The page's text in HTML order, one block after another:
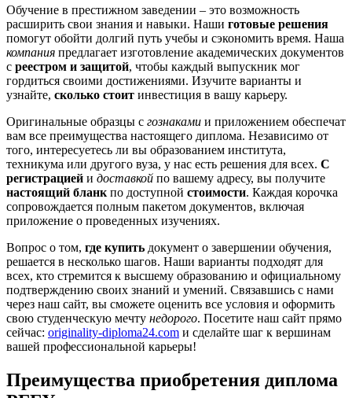
Обучение в престижном заведении – это возможность
расширить свои знания и навыки. Наши готовые решения
помогут обойти долгий путь учебы и сэкономить время. Наша
компания предлагает изготовление академических документов
с реестром и защитой, чтобы каждый выпускник мог
гордиться своими достижениями. Изучите варианты и
узнайте, сколько стоит инвестиция в вашу карьеру.
Оригинальные образцы с гознаками и приложением обеспечат
вам все преимущества настоящего диплома. Независимо от
того, интересуетесь ли вы образованием института,
техникума или другого вуза, у нас есть решения для всех. С
регистрацией и доставкой по вашему адресу, вы получите
настоящий бланк по доступной стоимости. Каждая корочка
сопровождается полным пакетом документов, включая
приложение о проведенных изучениях.
Вопрос о том, где купить документ о завершении обучения,
решается в несколько шагов. Наши варианты подходят для
всех, кто стремится к высшему образованию и официальному
подтверждению своих знаний и умений. Связавшись с нами
через наш сайт, вы сможете оценить все условия и оформить
свою студенческую мечту недорого. Посетите наш сайт прямо
сейчас: originality-diploma24.com и сделайте шаг к вершинам
вашей профессиональной карьеры!
Преимущества приобретения диплома